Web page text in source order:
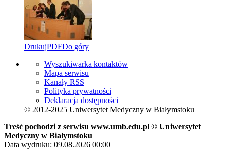
DrukujPDFDo góry
Wyszukiwarka kontaktów
Mapa serwisu
Kanały RSS
Polityka prywatności
Deklaracja dostępności
© 2012-2025 Uniwersytet Medyczny w Białymstoku
Treść pochodzi z serwisu www.umb.edu.pl © Uniwersytet
Medyczny w Białymstoku
Data wydruku: 09.08.2026 00:00